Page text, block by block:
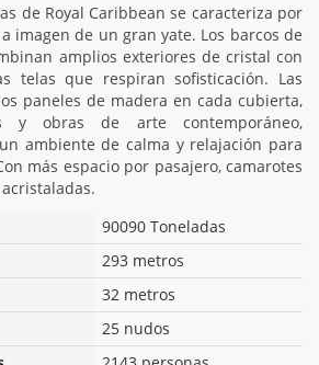
de Royal Caribbean se caracteriza por
imagen de un gran yate. Los barcos de
amplios exteriores de cristal con
telas que respiran sofisticación. Las
paneles de madera en cada cubierta,
y obras de arte contemporáneo,
ambiente de calma y relajación para
más espacio por pasajero, camarotes
90090 Toneladas
293 metros
32 metros
25 nudos